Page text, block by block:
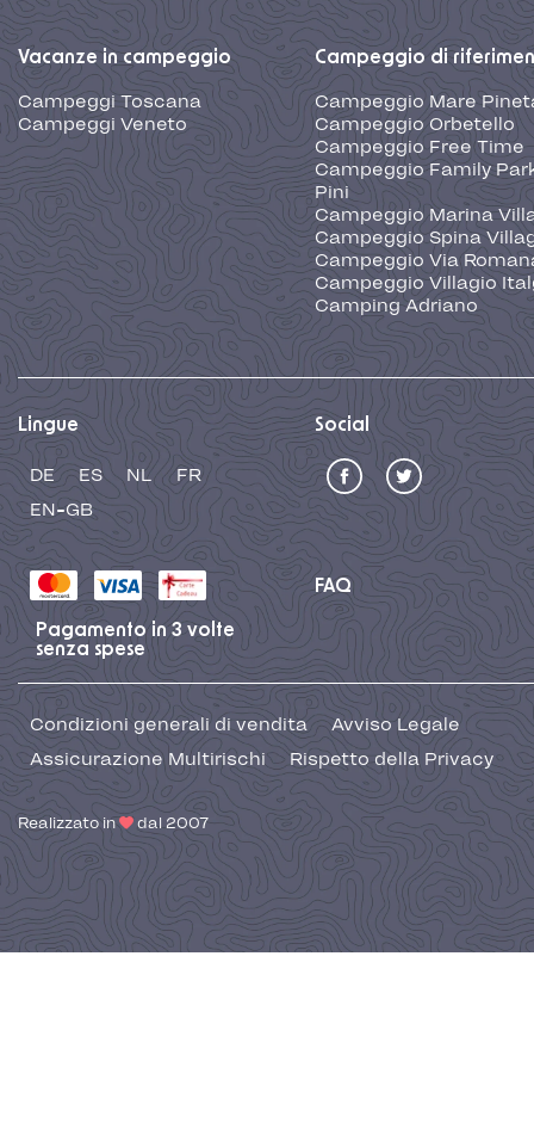
Vacanze in campeggio
Campeggi Toscana
Campeggi Veneto
Campeggio di
Campeggio Mare
Campeggio Orbetello
Campeggio Free Time
Campeggio Family
Pini
Campeggio Marina
Campeggio Spina
Campeggio Via
Campeggio Villagio
Camping Adriano
Lingue
DE ES NL
FR
EN-GB
Social
FAQ
Pagamento in 3 volte
senza spese
Condizioni generali di vendita
Avviso Legale
Assicurazione Multirischi
Rispetto della Privacy
Realizzato in dal 2007